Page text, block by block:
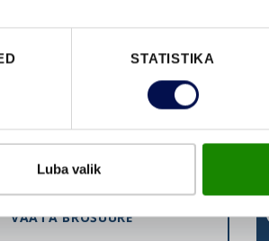
STATISTIKA
Luba valik
VAATA BROŠÜÜRE